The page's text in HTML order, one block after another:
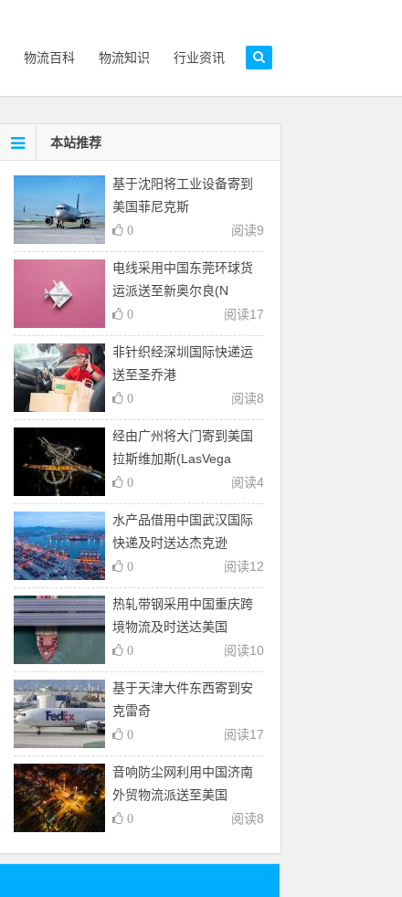
物流百科 物流知识 行业资讯
本站推荐
基于沈阳将工业设备寄到
美国菲尼克斯
阅读9
0
电线采用中国东莞环球货
运派送至新奥尔良(N
阅读17
0
非针织经深圳国际快递运
送至圣乔港
阅读8
0
经由广州将大门寄到美国
拉斯维加斯(LasVega
阅读4
0
水产品借用中国武汉国际
快递及时送达杰克逊
阅读12
0
热轧带钢采用中国重庆跨
境物流及时送达美国
阅读10
0
基于天津大件东西寄到安
克雷奇
阅读17
0
音响防尘网利用中国济南
外贸物流派送至美国
阅读8
0